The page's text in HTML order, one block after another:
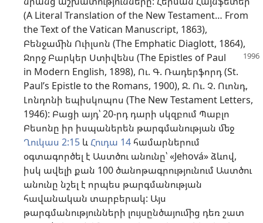
(A Literal Translation of the New Testament… From
the Text of the Vatican Manuscript, 1863),
Բենջամին Ուիլսոն (The Emphatic Diaglott, 1864),
Ջորջ Բարկեր Ստիվենս (The Epistles of Paul
in Modern English, 1898), Ու. Գ. Ռադերֆորդ (St.
Paul’s Epistle to the Romans, 1900), Ջ. Ու. Չ. Ուոնդ,
Լոնդոնի եպիսկոպոս (The New Testament Letters,
1946): Բացի այդ՝ 20-րդ դարի սկզբում Պաբլո
Բեսոնը իր իսպաներեն թարգմանության մեջ
Ղուկաս 2:15 ևՀուդա 14 համարներում
օգտագործել է Աստծու անունը՝ «Jehová» ձևով,
իսկ ավելի քան 100 ծանոթագրությունում Աստծու
անունը նշել է որպես թարգմանության
հավանական տարբերակ: Այս
թարգմանությունների լույսընծայումից դեռ շատ